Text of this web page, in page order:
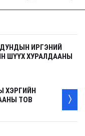
ИРГЭНИЙ
ШҮҮХ ХУРАЛДААНЫ
ХЭРГИЙН
ТОВ